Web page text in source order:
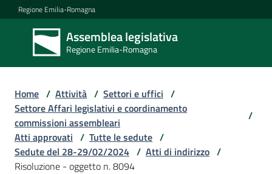
Vai al contenuto
Vai alla navigazione
Vai al footer
Regione Emilia-Romagna
Assemblea legislativa
Regione Emilia-Romagna
Assemblea
legislativa
Regione Emilia-
Assemblea
Home / Attività / Settori e uffici /
Settore Affari legislativi e coordinamento
commissioni assembleari
/
Atti approvati / Tutte le sedute /
Sedute del 28-29/02/2024 / Atti di indirizzo /
Risoluzione - oggetto n. 8094